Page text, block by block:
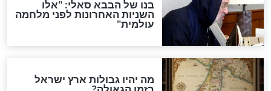
האם לאחר בוא המשיח יהיה
אפשר לחזור בתשובה?